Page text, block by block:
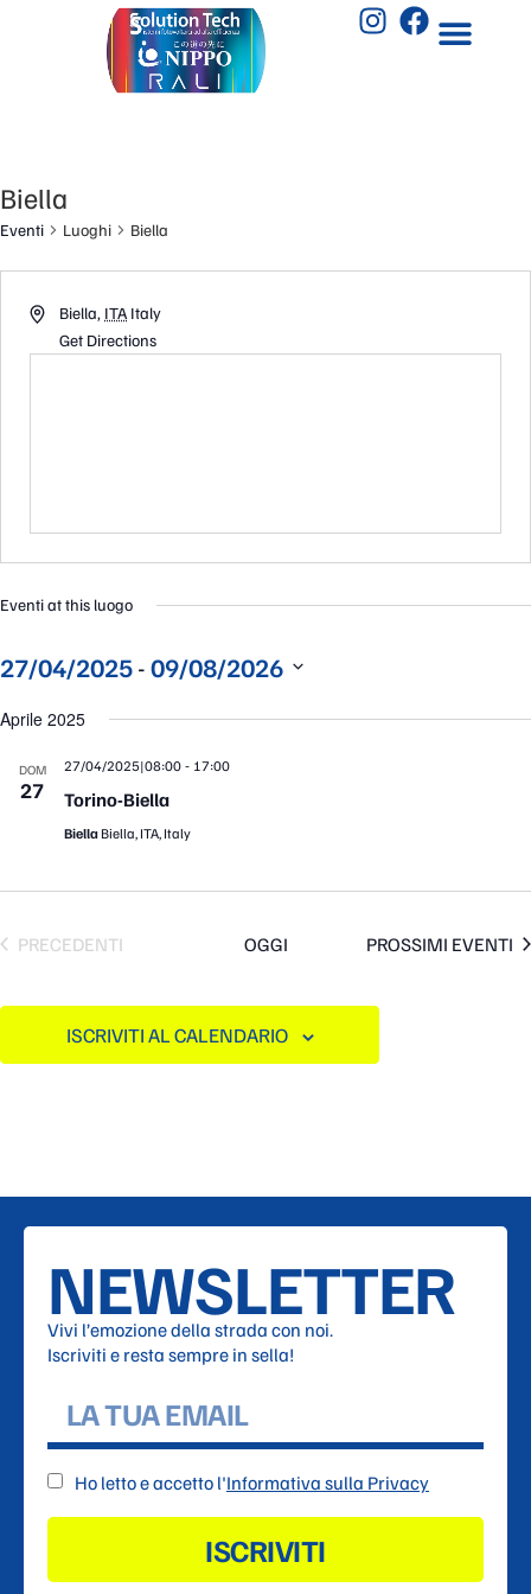
Biella
Eventi Luoghi Biella
Biella, ITA Italy
Get Directions
Eventi at this luogo
27/04/2025 - 09/08/2026
la
data.
Aprile 2025
DOM
27
27/04/2025|08:00 - 17:00
Torino-Biella
Biella Biella, ITA, Italy
EVENTI
PRECEDENTI OGGI PROSSIMI EVENTI
ISCRIVITI AL CALENDARIO
NEWSLETTER
Vivi l’emozione della strada con noi.
Iscriviti e resta sempre in sella!
Ho letto e accetto l'Informativa sulla Privacy
ISCRIVITI